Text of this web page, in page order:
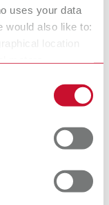
uses your data
would also like to:
location
data is processed
section. You can
from the